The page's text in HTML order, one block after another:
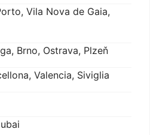
Vila Nova de Gaia,
Brno, Ostrava, Plzeň
Valencia, Siviglia